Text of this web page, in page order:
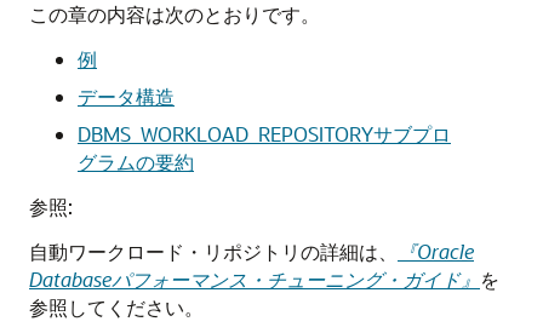
この章の内容は次のとおりです。
例
データ構造
DBMS_WORKLOAD_REPOSITORYサブプロ
グラムの要約
参照:
自動ワークロード・リポジトリの詳細は、
『Oracle
Databaseパフォーマンス・チューニング・ガイド』 を
参照してください。